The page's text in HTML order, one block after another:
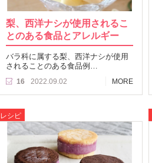
梨、西洋ナシが使用されるこ
とのある食品とアレルギー
バラ科に属する梨、西洋ナシが使用
されることのある食品例…
16 2022.09.02 MORE
レシピ